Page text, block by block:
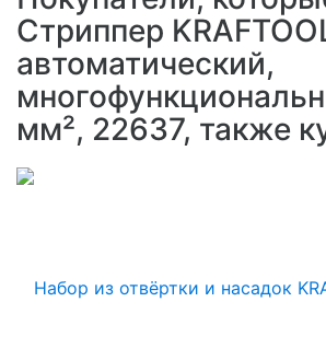
Стриппер
автоматический,
мм², 22637, также